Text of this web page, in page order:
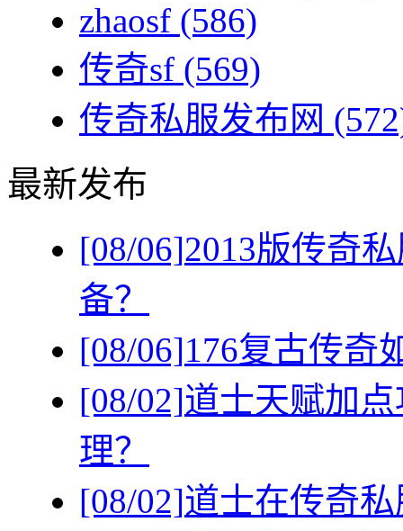
zhaosf (586)
传奇sf (569)
传奇私服发布网
最新发布
[08/06]2013版传奇
备？
[08/06]176复古传奇
[08/02]道士天赋加
理？
[08/02]道士在传奇